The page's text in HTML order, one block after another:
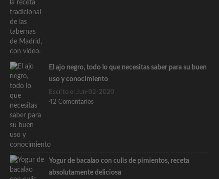
El ajo negro, todo lo que necesitas saber para su buen
uso y conocimiento
Escrito el Jun-02-2020
42 Comentarios
Yogur de bacalao con culis de pimientos, receta
absolutamente deliciosa